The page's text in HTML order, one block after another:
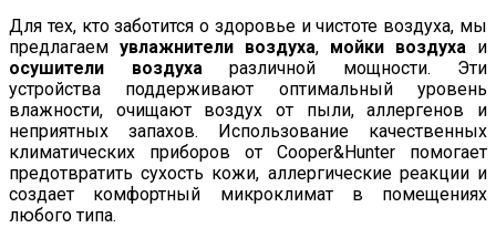
Для тех, кто заботится о здоровье и чистоте воздуха, мы
предлагаем увлажнители воздуха, мойки воздуха и
осушители воздухаразличной мощности. Эти
устройства поддерживают оптимальный уровень
влажности, очищают воздух от пыли, аллергенов и
неприятных запахов. Использование качественных
климатических приборов от Cooper&Hunter помогает
предотвратить сухость кожи, аллергические реакции и
создает комфортный микроклимат в помещениях
любого типа.